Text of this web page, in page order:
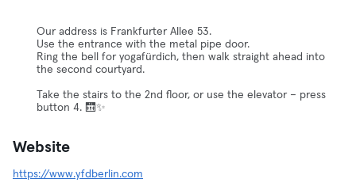
Our address is Frankfurter Allee 53.
Use the entrance with the metal pipe door.
Ring the bell for yogafürdich, then walk straight ahead into
the second courtyard.
Take the stairs to the 2nd floor, or use the elevator – press
button 4. 🛗✨
Website
https://www.yfdberlin.com